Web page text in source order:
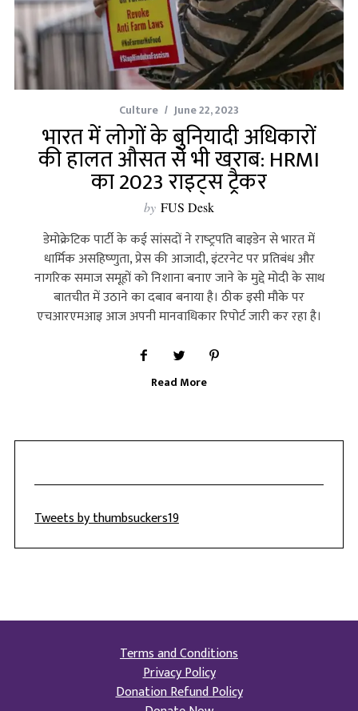
Culture June 22, 2023
भारत में लोगों के बुनियादी अधिकारों
की हालत औसत से भी खराब: HRMI
का 2023 राइट्स ट्रैकर
by FUS Desk
डेमोक्रेटिक पार्टी के कई सांसदों ने राष्‍ट्रपति बाइडेन से भारत में
धार्मिक असहिष्‍णुता, प्रेस की आजादी, इंटरनेट पर प्रतिबंध और
नागरिक समाज समूहों को निशाना बनाए जाने के मुद्दे मोदी के साथ
बातचीत में उठाने का दबाव बनाया है। ठीक इसी मौके पर
एचआरएमआइ आज अपनी मानवाधिकार रिपोर्ट जारी कर रहा है।
Read More
Tweets by thumbsuckers19
Terms and Conditions
Privacy Policy
Donation Refund Policy